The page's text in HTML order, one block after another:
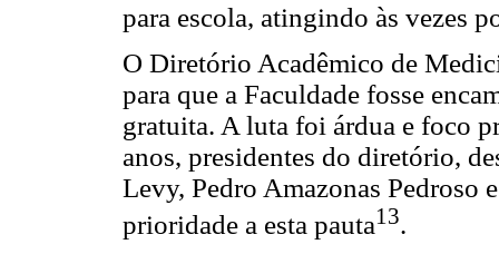
para escola, atingindo às vezes
O Diretório Acadêmico de
para que a Faculdade fosse
gratuita. A luta foi árdua e foco
anos, presidentes do diretório,
Levy, Pedro Amazonas Pedroso
prioridade a esta pauta13.